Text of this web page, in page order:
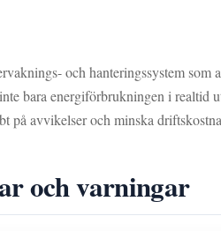
och hanteringssystem
bara energiförbrukningen i
på avvikelser och minska
och varningar